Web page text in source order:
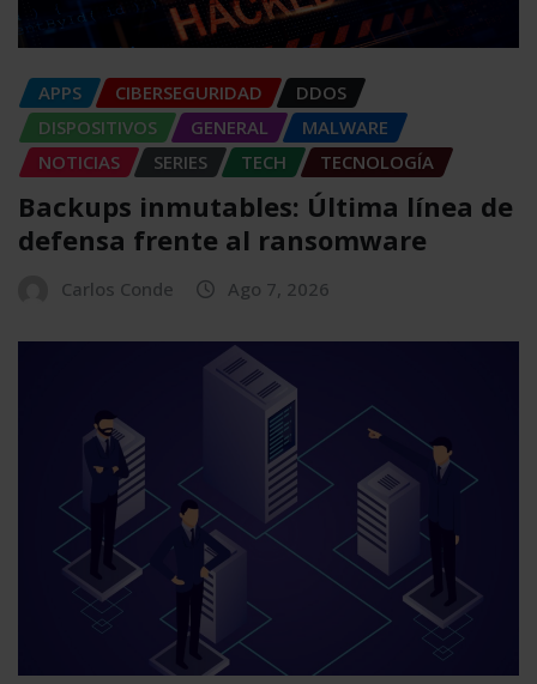
APPS CIBERSEGURIDAD
DDOS
DISPOSITIVOS
GENERAL
MALWARE
NOTICIAS
SERIES TECH TECNOLOGÍA
Backups inmutables: Última línea de
defensa frente al ransomware
Carlos Conde Ago 7, 2026